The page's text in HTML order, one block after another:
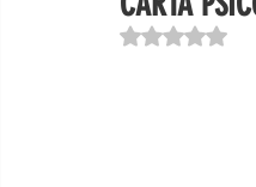
Avaliado